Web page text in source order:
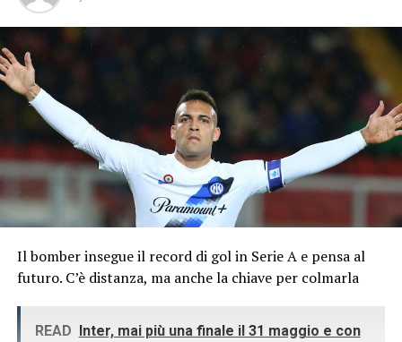
Il bomber insegue il record di gol in Serie A e pensa al
futuro. C’è distanza, ma anche la chiave per colmarla
READ Inter, mai più una finale il 31 maggio e con